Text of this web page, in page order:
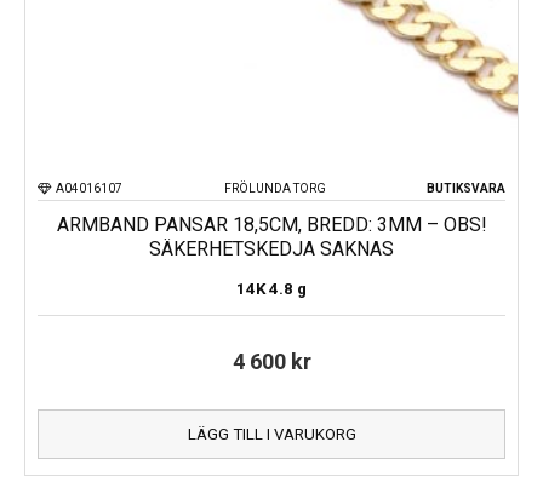
FRÖLUNDA TORG
A04016107 BUTIKSVARA
ARMBAND PANSAR 18,5CM, BREDD: 3MM – OBS!
SÄKERHETSKEDJA SAKNAS
14K 4.8 g
4 600 kr
LÄGG TILL I VARUKORG